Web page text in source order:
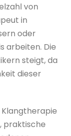
von
in
oder
arbeiten. Die
steigt, da
dieser
praktische